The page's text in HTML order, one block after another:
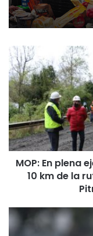
M
O
P
:
E
n
p
l
e
e
MOP: En plena
10 km de la
Q
u